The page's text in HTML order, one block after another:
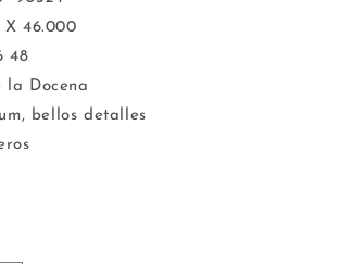
X 46.000
48
la Docena
bellos detalles